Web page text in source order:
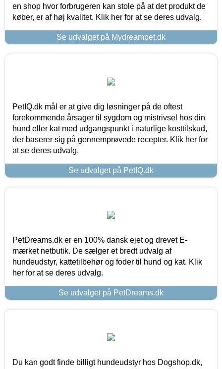
en shop hvor forbrugeren kan stole på at det produkt de
køber, er af høj kvalitet. Klik her for at se deres udvalg.
Se udvalget på Mydreampet.dk
PetIQ.dk mål er at give dig løsninger på de oftest
forekommende årsager til sygdom og mistrivsel hos din
hund eller kat med udgangspunkt i naturlige kosttilskud,
der baserer sig på gennemprøvede recepter. Klik her for
at se deres udvalg.
Se udvalget på PetIQ.dk
PetDreams.dk er en 100% dansk ejet og drevet E-
mærket netbutik. De sælger et bredt udvalg af
hundeudstyr, kattetilbehør og foder til hund og kat. Klik
her for at se deres udvalg.
Se udvalget på PetDreams.dk
Du kan godt finde billigt hundeudstyr hos Dogshop.dk,